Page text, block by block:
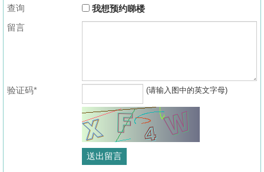
查询
我想预约睇楼
留言
验证码* (请输入图中的英文字母)